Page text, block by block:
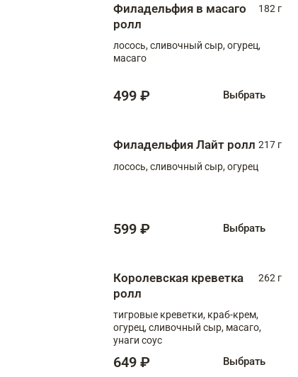
Филадельфия в масаго
ролл
182 г
лосось, сливочный сыр, огурец,
масаго
499 ₽ Выбрать
Филадельфия Лайт ролл 217 г
лосось, сливочный сыр, огурец
599 ₽ Выбрать
Королевская креветка
ролл
262 г
тигровые креветки, краб-крем,
огурец, сливочный сыр, масаго,
унаги соус
649 ₽ Выбрать